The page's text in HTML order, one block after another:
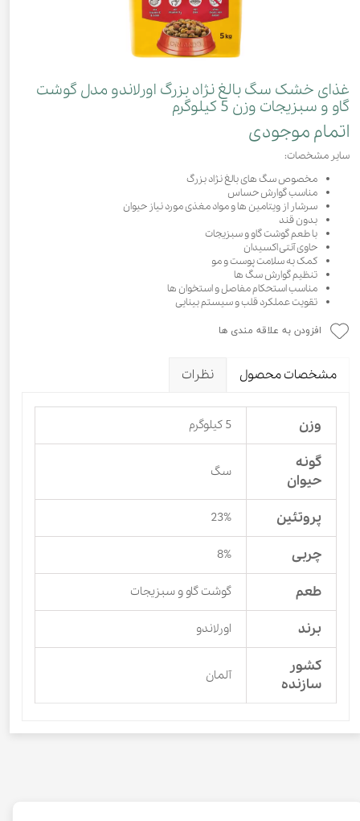
غذای خشک سگ بالغ نژاد بزرگ اورلاندو مدل گوشت
گاو و سبزیجات وزن 5 کیلوگرم
اتمام موجودی
سایر مشخصات:
مخصوص سگ های بالغ نژاد بزرگ
مناسب گوارش حساس
سرشار از ویتامین ها و مواد مغذی مورد نیاز حیوان
بدون قند
با طعم گوشت گاو و سبزیجات
حاوی آنتی اکسیدان
کمک به سلامت پوست و مو
تنظیم گوارش سگ ها
مناسب استحکام مفاصل و استخوان ها
تقویت عملکرد قلب و سیستم بینایی
افزودن به علاقه مندی ها
مشخصات محصول نظرات
وزن 5 کیلوگرم
گونه
حیوان
سگ
پروتئین 23%
چربی 8%
طعم گوشت گاو و سبزیجات
برند اورلاندو
کشور
سازنده
آلمان